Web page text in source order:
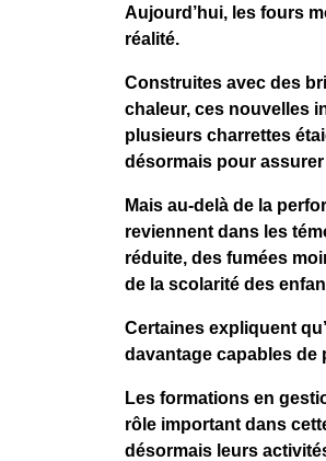
Aujourd’hui, les fours
réalité.
Construites avec des
chaleur, ces nouvelles
plusieurs charrettes
désormais pour
Mais au-delà de la
reviennent dans les
réduite, des fumées
de la scolarité des
Certaines expliquent
davantage capables de
Les formations en
rôle important dans
désormais leurs